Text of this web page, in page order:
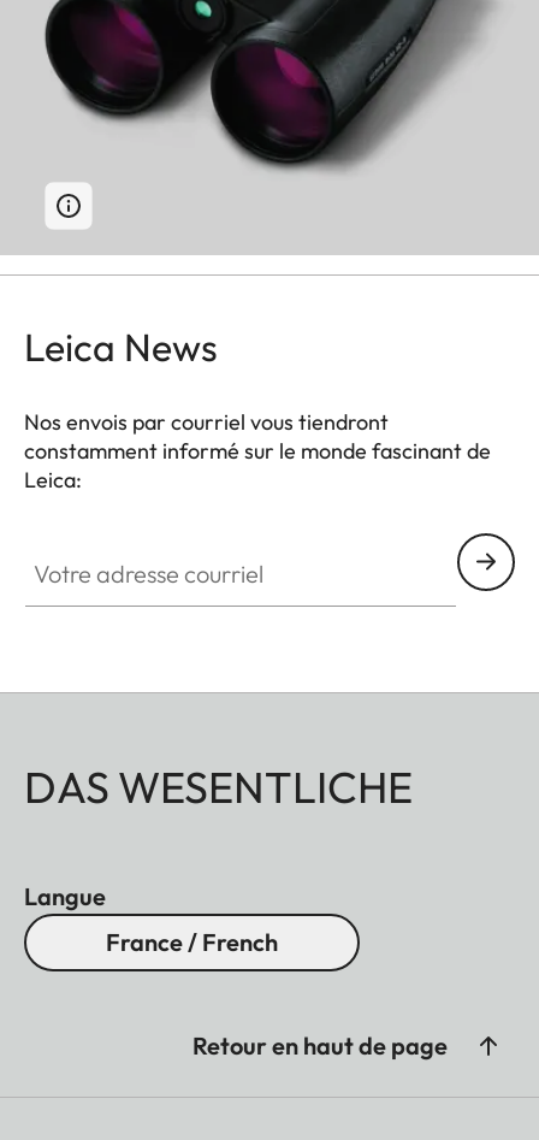
Leica News
Nos envois par courriel vous tiendront
constamment informé sur le monde fascinant de
Leica:
DAS WESENTLICHE
Langue
France / French
Retour en haut de page